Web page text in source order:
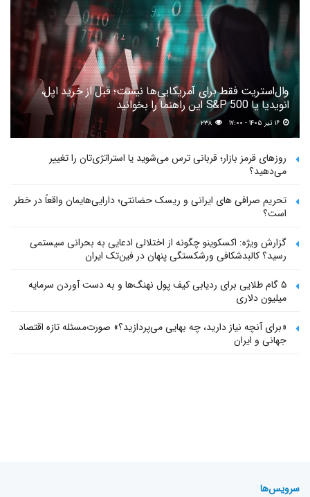
وال‌استریت فقط برای آمریکایی‌ها نیست؛ قبل از خرید اپل،
انویدیا یا S&P 500 این راهنما را بخوانید
۲۳۸
روزهای قرمز بازار؛ قربانی ترس می‌شوید یا استراتژی‌تان را تغییر
می‌دهید؟
تحریم صرافی های ایرانی و ریسک حضانتی؛ دارایی‌هایمان واقعاً در خطر
است؟
گزارش ویژه: اکسکوینو چگونه از اختلالی ادعایی به بحرانی سیستمی
رسید؟ کالبدشکافی ورشکستگی پنهان در فین‌تک ایران
۵ گام طلایی برای ردیابی کیف پول‌ نهنگ‌ها و به دست آوردن سرمایه
میلیون دلاری
«برای آنچه نیاز دارید، چه بهایی می‌پردازید؟» صورت‌مسئله تازه اقتصاد
جهانی و ایران
سرویس‌ها